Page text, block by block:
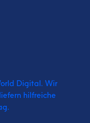
Digital. Wir
hilfreiche